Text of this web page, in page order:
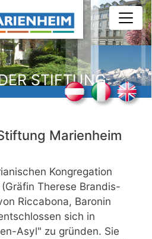
zum
Inhalt
STIFTUNG
Marienheim
Kongregation
Therese Brandis-
Riccabona, Baronin
sich in
Asyl" zu gründen. Sie